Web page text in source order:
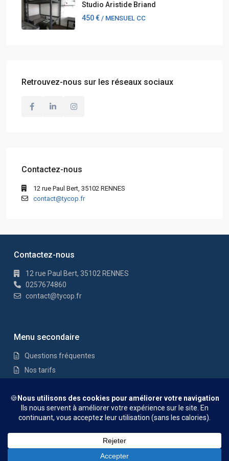
Studio Aristide Briand
450 € / MENSUEL CC
Retrouvez-nous sur les réseaux sociaux
Contactez-nous
12 rue Paul Bert, 35102 RENNES
contact@tycop.fr
Contactez-nous
12 rue Paul Bert, 35102 RENNES
0257674860
contact@tycop.fr
Menu secondaire
Questions fréquentes
Nos tarifs
Mentions Légales
Nos tarifsNous rejoindre